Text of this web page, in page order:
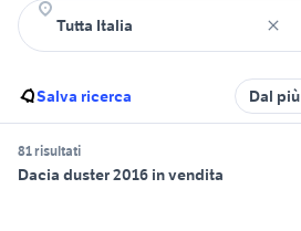
Salva ricerca Dal
81 risultati
Dacia duster 2016 in vendita